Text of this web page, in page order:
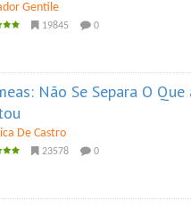
Gentile
19845 0
Não Se Separa O Que
De Castro
23578 0